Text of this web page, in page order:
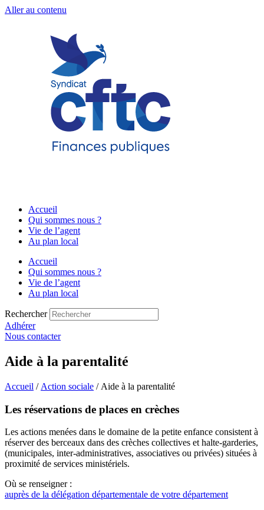
Aller au contenu
Accueil
Qui sommes nous ?
Vie de l’agent
Au plan local
Accueil
Qui sommes nous ?
Vie de l’agent
Au plan local
Rechercher
Adhérer
Nous contacter
Aide à la parentalité
Accueil / Action sociale / Aide à la parentalité
Les réservations de places en crèches
Les actions menées dans le domaine de la petite enfance consistent à
réserver des berceaux dans des crèches collectives et halte-garderies,
(municipales, inter-administratives, associatives ou privées) situées à
proximité de services ministériels.
Où se renseigner :
auprès de la délégation départementale de votre département